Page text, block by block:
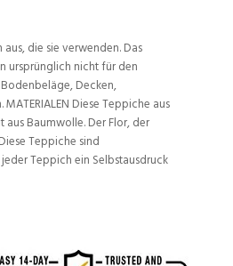
die sie verwenden. Das
ursprünglich nicht für den
Decken,
Diese Teppiche aus
Baumwolle. Der Flor, der
Teppiche sind
Teppich ein Selbstausdruck